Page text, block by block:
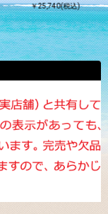
￥25,740(税込)